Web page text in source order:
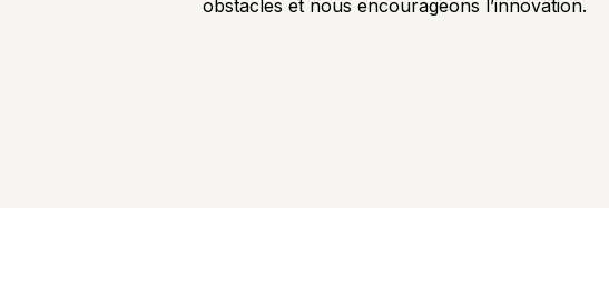
obstacles et nous encourageons l’innovation.